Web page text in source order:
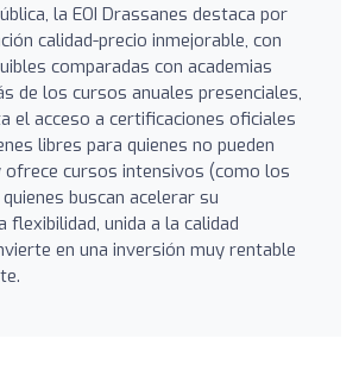
la EOI Drassanes destaca por
calidad-precio inmejorable, con
comparadas con academias
de los cursos anuales presenciales,
el acceso a certificaciones oficiales
libres para quienes no pueden
ofrece cursos intensivos (como los
buscan acelerar su
flexibilidad, unida a la calidad
en una inversión muy rentable